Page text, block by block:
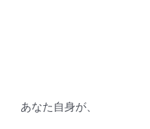
あなた自身が、